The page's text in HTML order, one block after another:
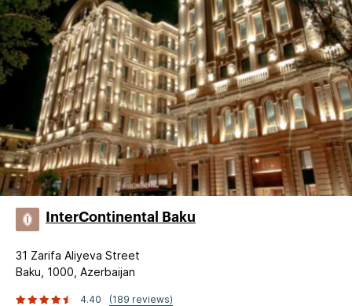
InterContinental Baku
31 Zarifa Aliyeva Street
Baku, 1000, Azerbaijan
4.40 (189 reviews)